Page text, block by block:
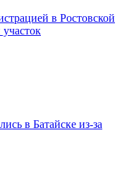
в Ростовской
в Батайске из-за